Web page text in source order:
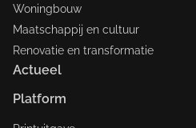
Woningbouw
Maatschappij en cultuur
Renovatie en transformatie
Actueel
Platform